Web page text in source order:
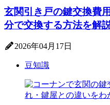
玄関引き戸の鍵交換費
分で交換する方法を解
2026年04月17日
豆知識